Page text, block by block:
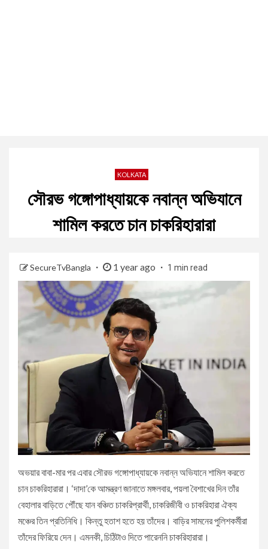
KOLKATA
সৌরভ গঙ্গোপাধ্যায়কে নবান্ন অভিযানে
শামিল করতে চান চাকরিহারারা
SecureTvBangla 1 year ago 1 min read
অভয়ার বাবা-মার পর এবার সৌরভ গঙ্গোপাধ্যায়কে নবান্ন অভিযানে শামিল করতে
চান চাকরিহারারা। ‘দাদা’কে আমন্ত্রণ জানাতে মঙ্গলবার, পয়লা বৈশাখের দিন তাঁর
বেহালার বাড়িতে পৌঁছে যান বঞ্চিত চাকরিপ্রার্থী, চাকরিজীবী ও চাকরিহারা ঐক্য
মঞ্চের তিন প্রতিনিধি। কিন্তু হতাশ হতে হয় তাঁদের। বাড়ির সামনের পুলিশকর্মীরা
তাঁদের ফিরিয়ে দেন। এমনকী, চিঠিটাও দিতে পারেননি চাকরিহারারা।